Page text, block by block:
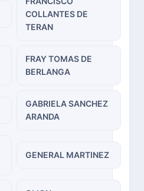
COLLANTES DE
TERAN
FRAY TOMAS DE
BERLANGA
GABRIELA SANCHEZ
ARANDA
GENERAL MARTINEZ